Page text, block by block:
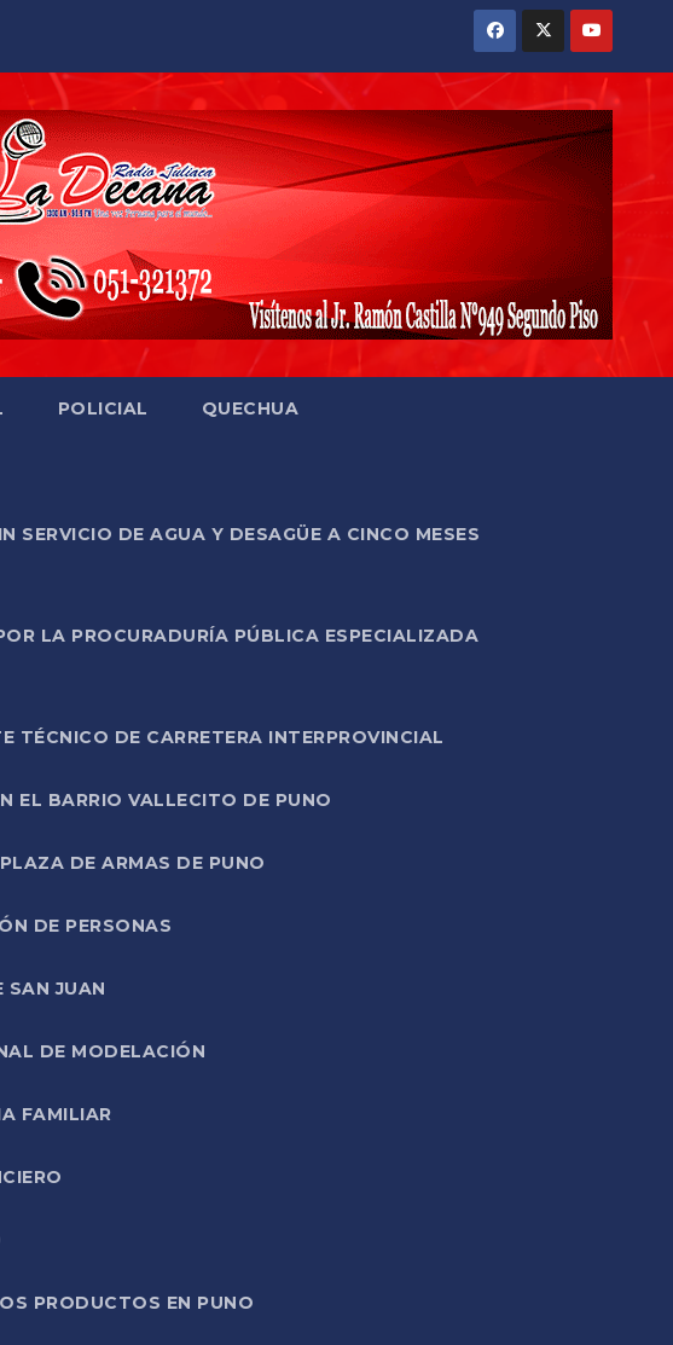
POLICIAL QUECHUA
DE AGUA Y DESAGÜE A CINCO MESES
LA PROCURADURÍA PÚBLICA ESPECIALIZADA
TÉCNICO DE CARRETERA INTERPROVINCIAL
EL BARRIO VALLECITO DE PUNO
DE ARMAS DE PUNO
DE PERSONAS
SAN JUAN
DE MODELACIÓN
FAMILIAR
PRODUCTOS EN PUNO